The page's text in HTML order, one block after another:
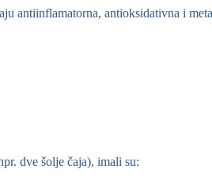
antiinflamatorna, antioksidativna i
dve šolje čaja), imali su: